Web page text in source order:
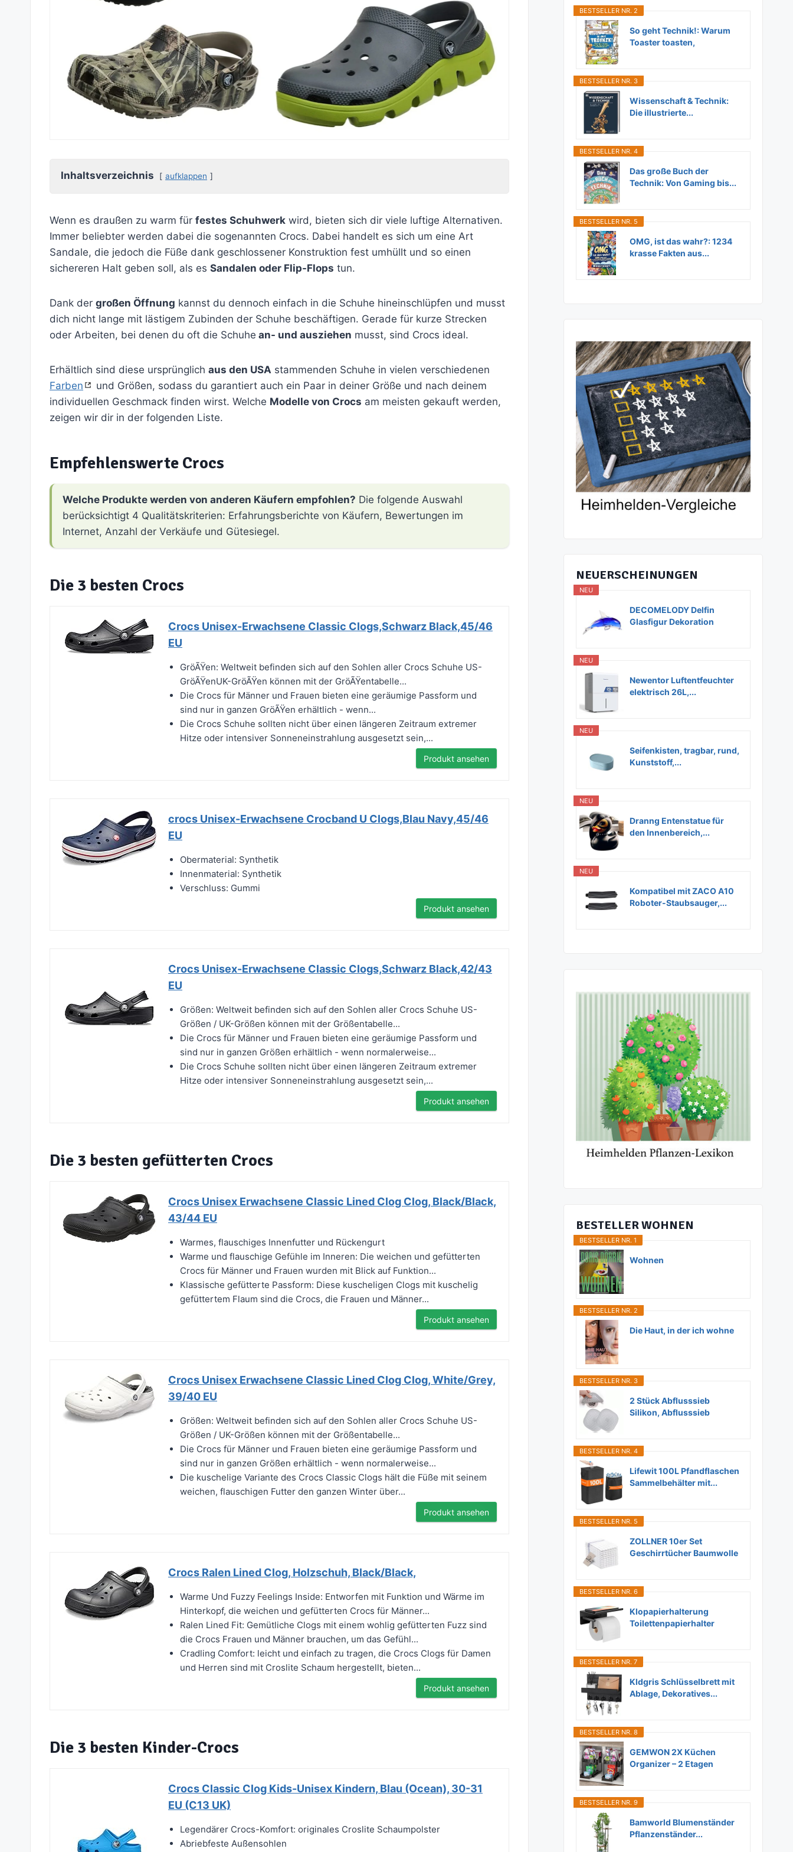
Inhaltsverzeichnis aufklappen
Wenn es draußen zu warm für festes Schuhwerk wird, bieten sich dir viele luftige Alternativen.
Immer beliebter werden dabei die sogenannten Crocs. Dabei handelt es sich um eine Art
Sandale, die jedoch die Füße dank geschlossener Konstruktion fest umhüllt und so einen
sichereren Halt geben soll, als es Sandalen oder Flip-Flops tun.
Dank der großen Öffnung kannst du dennoch einfach in die Schuhe hineinschlüpfen und musst
dich nicht lange mit lästigem Zubinden der Schuhe beschäftigen. Gerade für kurze Strecken
oder Arbeiten, bei denen du oft die Schuhe an- und ausziehen musst, sind Crocs ideal.
Erhältlich sind diese ursprünglich aus den USA stammenden Schuhe in vielen verschiedenen
Farben
und Größen, sodass du garantiert auch ein Paar in deiner Größe und nach deinem
individuellen Geschmack finden wirst. Welche Modelle von Crocs am meisten gekauft werden,
zeigen wir dir in der folgenden Liste.
Empfehlenswerte Crocs
Welche Produkte werden von anderen Käufern empfohlen? Die folgende Auswahl
berücksichtigt 4 Qualitätskriterien: Erfahrungsberichte von Käufern, Bewertungen im
Internet, Anzahl der Verkäufe und Gütesiegel.
Die 3 besten Crocs
Crocs Unisex-Erwachsene Classic Clogs,Schwarz Black,45/46
EU
GröÃŸen: Weltweit befinden sich auf den Sohlen aller Crocs Schuhe US-
GröÃŸenUK-GröÃŸen können mit der GröÃŸentabelle...
Die Crocs für Männer und Frauen bieten eine geräumige Passform und
sind nur in ganzen GröÃŸen erhältlich - wenn...
Die Crocs Schuhe sollten nicht über einen längeren Zeitraum extremer
Hitze oder intensiver Sonneneinstrahlung ausgesetzt sein,...
Produkt ansehen
crocs Unisex-Erwachsene Crocband U Clogs,Blau Navy,45/46
EU
Obermaterial: Synthetik
Innenmaterial: Synthetik
Verschluss: Gummi
Produkt ansehen
Crocs Unisex-Erwachsene Classic Clogs,Schwarz Black,42/43
EU
Größen: Weltweit befinden sich auf den Sohlen aller Crocs Schuhe US-
Größen / UK-Größen können mit der Größentabelle...
Die Crocs für Männer und Frauen bieten eine geräumige Passform und
sind nur in ganzen Größen erhältlich - wenn normalerweise...
Die Crocs Schuhe sollten nicht über einen längeren Zeitraum extremer
Hitze oder intensiver Sonneneinstrahlung ausgesetzt sein,...
Produkt ansehen
Die 3 besten gefütterten Crocs
Crocs Unisex Erwachsene Classic Lined Clog Clog, Black/Black,
43/44 EU
Warmes, flauschiges Innenfutter und Rückengurt
Warme und flauschige Gefühle im Inneren: Die weichen und gefütterten
Crocs für Männer und Frauen wurden mit Blick auf Funktion...
Klassische gefütterte Passform: Diese kuscheligen Clogs mit kuschelig
gefüttertem Flaum sind die Crocs, die Frauen und Männer...
Produkt ansehen
Crocs Unisex Erwachsene Classic Lined Clog Clog, White/Grey,
39/40 EU
Größen: Weltweit befinden sich auf den Sohlen aller Crocs Schuhe US-
Größen / UK-Größen können mit der Größentabelle...
Die Crocs für Männer und Frauen bieten eine geräumige Passform und
sind nur in ganzen Größen erhältlich - wenn normalerweise...
Die kuschelige Variante des Crocs Classic Clogs hält die Füße mit seinem
weichen, flauschigen Futter den ganzen Winter über...
Produkt ansehen
Crocs Ralen Lined Clog, Holzschuh, Black/Black,
Warme Und Fuzzy Feelings Inside: Entworfen mit Funktion und Wärme im
Hinterkopf, die weichen und gefütterten Crocs für Männer...
Ralen Lined Fit: Gemütliche Clogs mit einem wohlig gefütterten Fuzz sind
die Crocs Frauen und Männer brauchen, um das Gefühl...
Cradling Comfort: leicht und einfach zu tragen, die Crocs Clogs für Damen
und Herren sind mit Croslite Schaum hergestellt, bieten...
Produkt ansehen
Die 3 besten Kinder-Crocs
Crocs Classic Clog Kids-Unisex Kindern, Blau (Ocean), 30-31
EU (C13 UK)
Legendärer Crocs-Komfort: originales Croslite Schaumpolster
Abriebfeste Außensohlen
BESTSELLER NR. 2
So geht Technik!: Warum
Toaster toasten,
BESTSELLER NR. 3
Wissenschaft & Technik:
Die illustrierte...
BESTSELLER NR. 4
Das große Buch der
Technik: Von Gaming bis...
BESTSELLER NR. 5
OMG, ist das wahr?: 1234
krasse Fakten aus...
NEUERSCHEINUNGEN
NEU
DECOMELODY Delfin
Glasfigur Dekoration
NEU
Newentor Luftentfeuchter
elektrisch 26L,...
NEU
Seifenkisten, tragbar, rund,
Kunststoff,...
NEU
Dranng Entenstatue für
den Innenbereich,...
NEU
Kompatibel mit ZACO A10
Roboter-Staubsauger,...
BESTELLER WOHNEN
BESTSELLER NR. 1
Wohnen
BESTSELLER NR. 2
Die Haut, in der ich wohne
BESTSELLER NR. 3
2 Stück Abflusssieb
Silikon, Abflusssieb
BESTSELLER NR. 4
Lifewit 100L Pfandflaschen
Sammelbehälter mit...
BESTSELLER NR. 5
ZOLLNER 10er Set
Geschirrtücher Baumwolle
BESTSELLER NR. 6
Klopapierhalterung
Toilettenpapierhalter
BESTSELLER NR. 7
Kldgris Schlüsselbrett mit
Ablage, Dekoratives...
BESTSELLER NR. 8
GEMWON 2X Küchen
Organizer – 2 Etagen
BESTSELLER NR. 9
Bamworld Blumenständer
Pflanzenständer...